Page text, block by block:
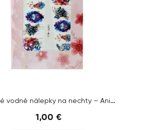
Luxusné vodné nálepky na nechty – Animal – YZW-3097
1,00 €